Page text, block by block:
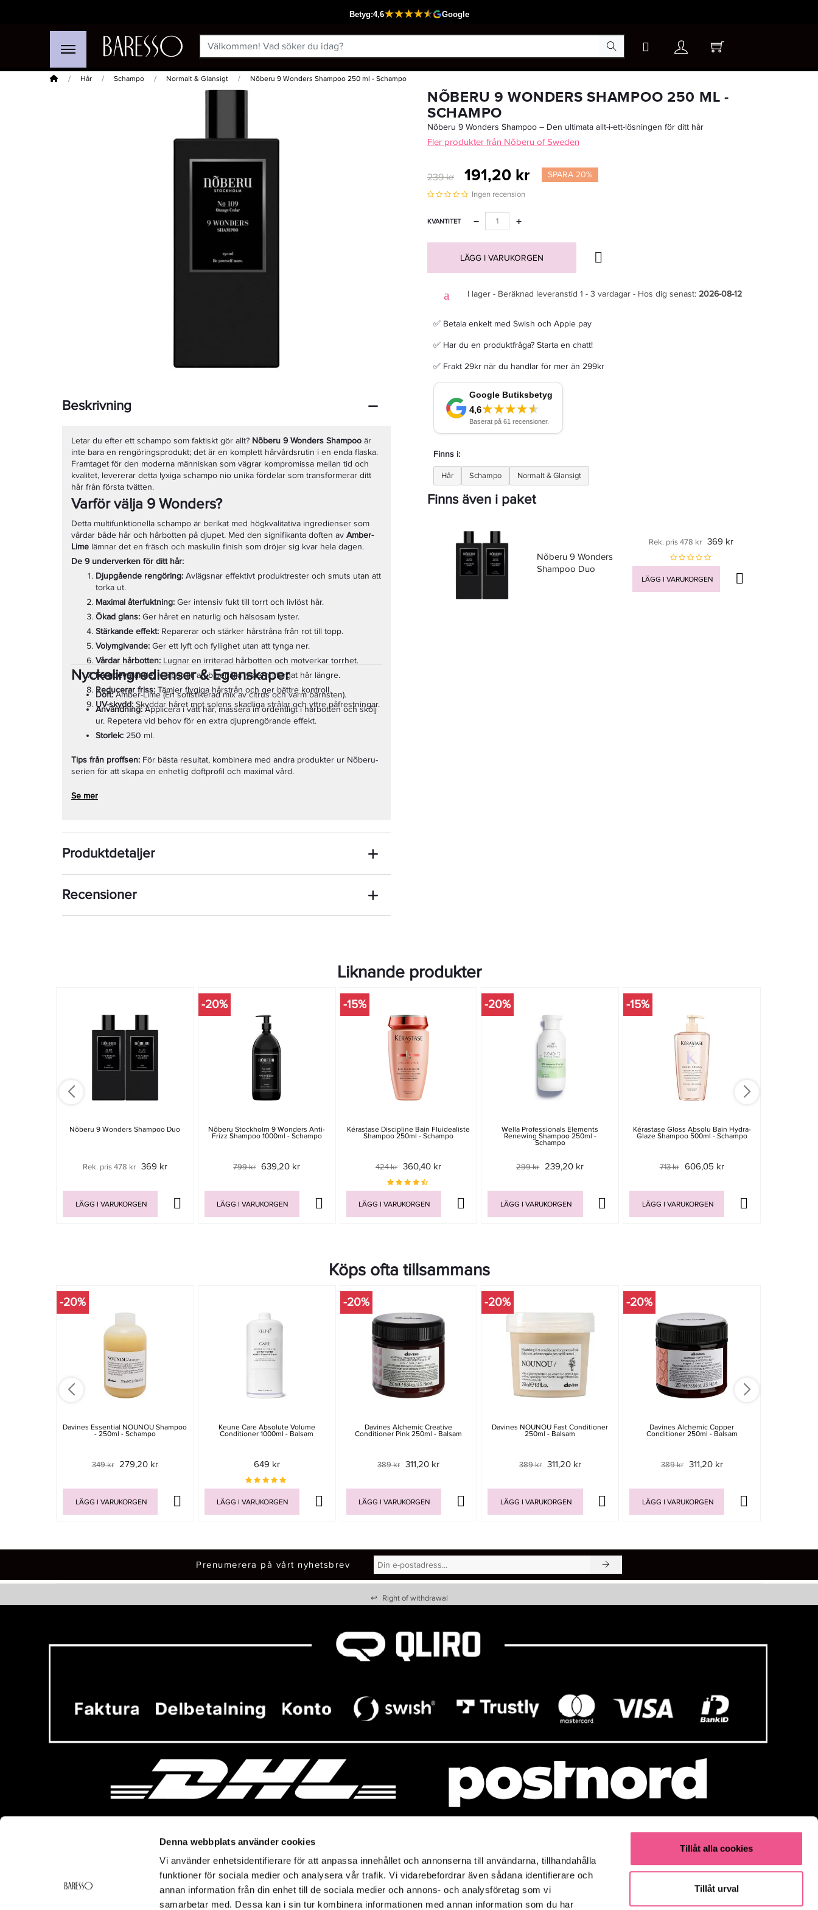
Denna webbplats använder cookies
Vi använder enhetsidentifierare för att anpassa innehållet och annonserna till användarna, tillhandahålla
funktioner för sociala medier och analysera vår trafik. Vi vidarebefordrar även sådana identifierare och
annan information från din enhet till de sociala medier och annons- och analysföretag som vi
samarbetar med. Dessa kan i sin tur kombinera informationen med annan information som du har
Tillåt alla cookies
Tillåt urval
Hem Hår Schampo Normalt & Glansigt Nõberu 9 Wonders Shampoo 250 ml - Schampo
Passar din varukorg
Davines Naturaltech Renewing Conditioning Treatment 250ml
287,20 kr
Beskrivning
Letar du efter ett schampo som faktiskt gör allt? Nõberu 9 Wonders Shampoo är
inte bara en rengöringsprodukt; det är en komplett hårvårdsrutin i en enda flaska.
Framtaget för den moderna människan som vägrar kompromissa mellan tid och
kvalitet, levererar detta lyxiga schampo nio unika fördelar som transformerar ditt
hår från första tvätten.
Varför välja 9 Wonders?
Detta multifunktionella schampo är berikat med högkvalitativa ingredienser som
vårdar både hår och hårbotten på djupet. Med den signifikanta doften av Amber-
Lime lämnar det en fräsch och maskulin finish som dröjer sig kvar hela dagen.
De 9 underverken för ditt hår:
Djupgående rengöring: Avlägsnar effektivt produktrester och smuts utan att
torka ut.
Maximal återfuktning: Ger intensiv fukt till torrt och livlöst hår.
Ökad glans: Ger håret en naturlig och hälsosam lyster.
Stärkande effekt: Reparerar och stärker hårstråna från rot till topp.
Volymgivande: Ger ett lyft och fyllighet utan att tynga ner.
Vårdar hårbotten: Lugnar en irriterad hårbotten och motverkar torrhet.
Färgbevarande: Hjälper till att bibehålla lystern i färgat hår längre.
Reducerar friss: Tämjer flygiga hårstrån och ger bättre kontroll.
UV-skydd: Skyddar håret mot solens skadliga strålar och yttre påfrestningar.
Nyckelingredienser & Egenskaper
Doft:Amber-Lime (En sofistikerad mix av citrus och varm bärnsten).
Användning:Applicera i vått hår, massera in ordentligt i hårbotten och skölj
ur. Repetera vid behov för en extra djuprengörande effekt.
Storlek: 250 ml.
Tips från proffsen: För bästa resultat, kombinera med andra produkter ur Nõberu-
serien för att skapa en enhetlig doftprofil och maximal vård.
Se mer
Produktdetaljer
Recensioner
NÕBERU 9 WONDERS SHAMPOO 250 ML -
SCHAMPO
Nõberu 9 Wonders Shampoo – Den ultimata allt-i-ett-lösningen för ditt hår
Fler produkter från Nõberu of Sweden
239 kr 191,20 kr SPARA 20%
Ingen recension
KVANTITET +
−
LÄGG I VARUKORGEN
I lager - Beräknad leveranstid 1 - 3 vardagar - Hos dig senast: 2026-08-12
✅ Betala enkelt med Swish och Apple pay
✅ Har du en produktfråga? Starta en chatt!
✅ Frakt 29kr när du handlar för mer än 299kr
Finns i:
Hår Schampo Normalt & Glansigt
Finns även i paket
Nõberu 9 Wonders
Shampoo Duo
Rek. pris 478 kr 369 kr
LÄGG I VARUKORGEN
Liknande produkter
Nõberu 9 Wonders Shampoo Duo
Rek. pris 478 kr 369 kr
LÄGG I VARUKORGEN
-20%
Nõberu Stockholm 9 Wonders Anti-
Frizz Shampoo 1000ml - Schampo
799 kr 639,20 kr
LÄGG I VARUKORGEN
-15%
Kérastase Discipline Bain Fluidealiste
Shampoo 250ml - Schampo
424 kr 360,40 kr
LÄGG I VARUKORGEN
-20%
Wella Professionals Elements
Renewing Shampoo 250ml -
Schampo
299 kr 239,20 kr
LÄGG I VARUKORGEN
-15%
Kérastase Gloss Absolu Bain Hydra-
Glaze Shampoo 500ml - Schampo
713 kr 606,05 kr
LÄGG I VARUKORGEN
Köps ofta tillsammans
-20%
Davines Essential NOUNOU Shampoo
- 250ml - Schampo
349 kr 279,20 kr
LÄGG I VARUKORGEN
Keune Care Absolute Volume
Conditioner 1000ml - Balsam
649 kr
LÄGG I VARUKORGEN
-20%
Davines Alchemic Creative
Conditioner Pink 250ml - Balsam
389 kr 311,20 kr
LÄGG I VARUKORGEN
-20%
Davines NOUNOU Fast Conditioner
250ml - Balsam
389 kr 311,20 kr
LÄGG I VARUKORGEN
-20%
Davines Alchemic Copper
Conditioner 250ml - Balsam
389 kr 311,20 kr
LÄGG I VARUKORGEN
Prenumerera på vårt nyhetsbrev
↩ Right of withdrawal
Kontakt
Om Baresso
Baresso Magasin
Om Baresso.se
Mitt Baresso
Baresso Family
Mitt konto
Populärt